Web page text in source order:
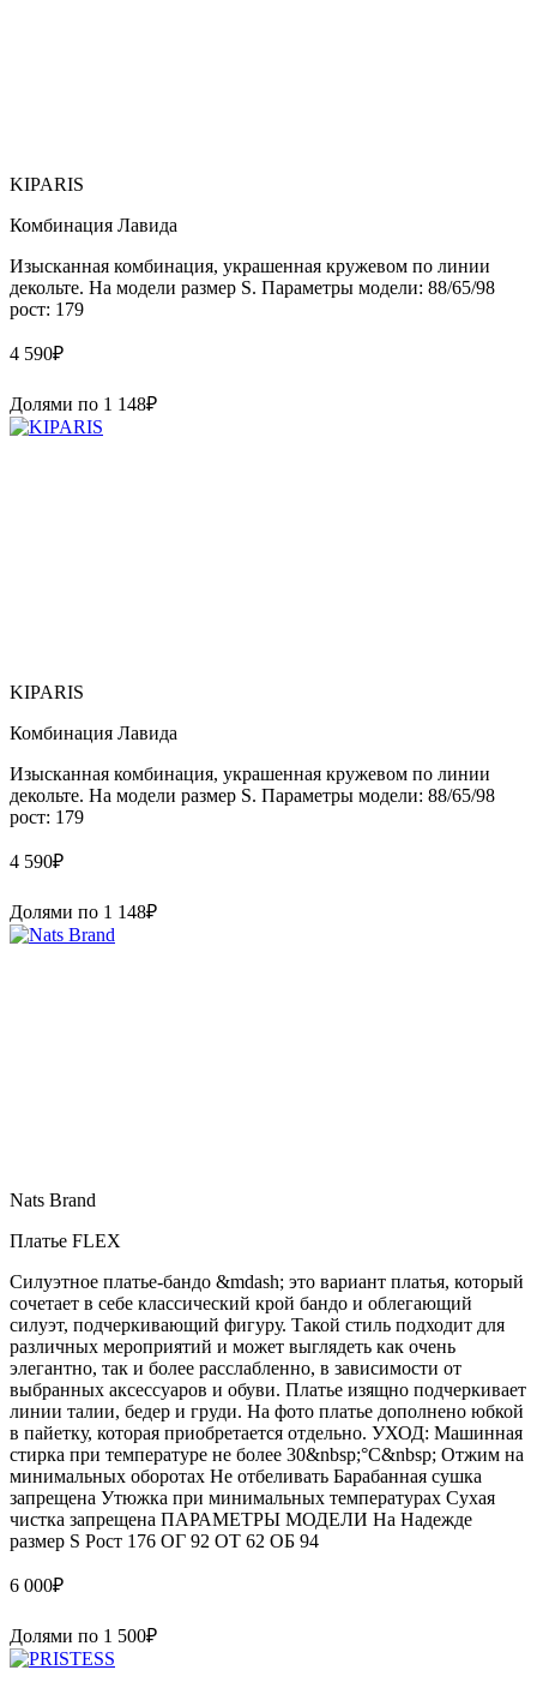
KIPARIS
Комбинация Лавида
Изысканная комбинация, украшенная кружевом по линии
декольте. На модели размер S. Параметры модели: 88/65/98
рост: 179
4 590₽
Долями по 1 148₽
KIPARIS
Комбинация Лавида
Изысканная комбинация, украшенная кружевом по линии
декольте. На модели размер S. Параметры модели: 88/65/98
рост: 179
4 590₽
Долями по 1 148₽
Nats Brand
Платье FLEX
Силуэтное платье-бандо &mdash; это вариант платья, который
сочетает в себе классический крой бандо и облегающий
силуэт, подчеркивающий фигуру. Такой стиль подходит для
различных мероприятий и может выглядеть как очень
элегантно, так и более расслабленно, в зависимости от
выбранных аксессуаров и обуви. Платье изящно подчеркивает
линии талии, бедер и груди. На фото платье дополнено юбкой
в пайетку, которая приобретается отдельно. УХОД: Машинная
стирка при температуре не более 30&nbsp;°C&nbsp; Отжим на
минимальных оборотах Не отбеливать Барабанная сушка
запрещена Утюжка при минимальных температурах Сухая
чистка запрещена ПАРАМЕТРЫ МОДЕЛИ На Надежде
размер S Рост 176 ОГ 92 ОТ 62 ОБ 94
6 000₽
Долями по 1 500₽